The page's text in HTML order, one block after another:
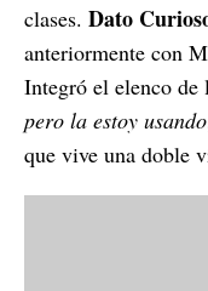
clases. Dato
anteriormente con
Integró el elenco de
pero la estoy usando
que vive una doble